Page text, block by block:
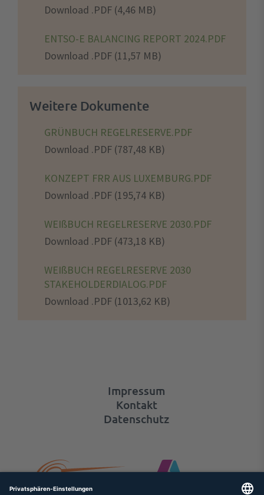
Download .PDF (4,46 MB)
ENTSO-E BALANCING REPORT 2024.PDF
Download .PDF (11,57 MB)
Weitere Dokumente
GRÜNBUCH REGELRESERVE.PDF
Download .PDF (787,48 KB)
KONZEPT FRR AUS LUXEMBURG.PDF
Download .PDF (195,74 KB)
WEIßBUCH REGELRESERVE 2030.PDF
Download .PDF (473,18 KB)
WEIßBUCH REGELRESERVE 2030
STAKEHOLDERDIALOG.PDF
Download .PDF (1013,62 KB)
Impressum
Kontakt
Datenschutz